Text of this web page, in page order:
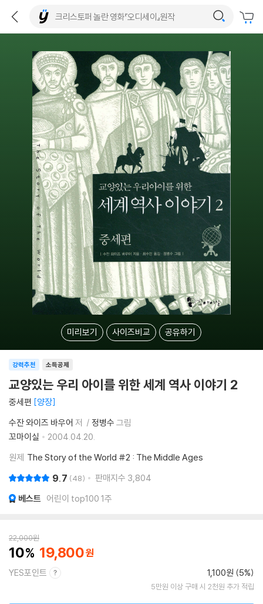
미리보기 사이즈비교 공유하기
소득공제
강력추천
교양있는 우리 아이를 위한 세계 역사 이야기 2
중세편 양장
수잔 와이즈 바우어 저 정병수 그림
꼬마이실
2004.04.20.
원제 The Story of the World #2 : The Middle Ages
9.7 48 판매지수 3,804
베스트 어린이 top100 1주
22,000원
10 19,800
YES포인트 1,100원 (5%)
5만원 이상 구매 시 2천원 추가 적립